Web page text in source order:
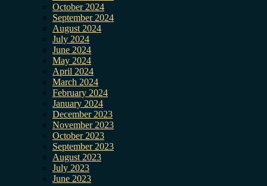
October 2024
September 2024
August 2024
July 2024
June 2024
May 2024
April 2024
March 2024
February 2024
January 2024
December 2023
November 2023
October 2023
September 2023
August 2023
July 2023
June 2023